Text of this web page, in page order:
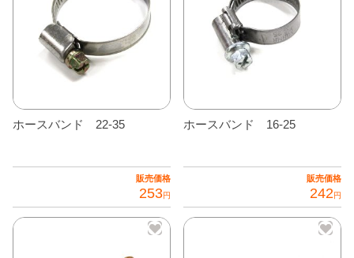
リ
エ
が
ホースバンド 22-35
販売価格
253円
ホースバンド 16-25
販売価格
242円